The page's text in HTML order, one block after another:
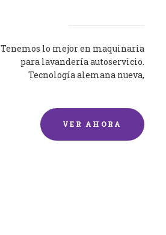
Tenemos lo mejor en maquinaria
para lavandería autoservicio.
Tecnología alemana nueva,
VER AHORA